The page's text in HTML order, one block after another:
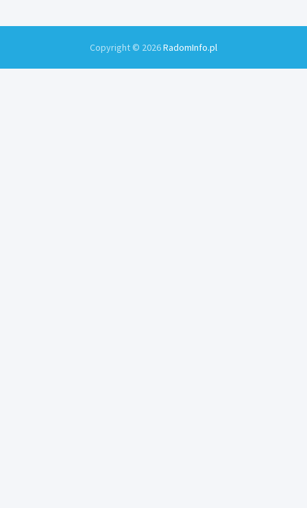
Copyright © 2026RadomInfo.pl